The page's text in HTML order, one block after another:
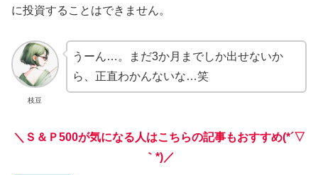
に投資することはできません。
枝豆
うーん…。まだ3か月までしか出せないか
ら、正直わかんないな…笑
＼Ｓ＆Ｐ500が気になる人はこちらの記事もおすすめ(*´▽
｀*)／